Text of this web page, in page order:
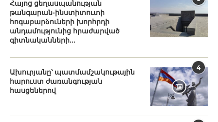
Հայոց ցեղասպանության
թանգարան-ինստիտուտի
հոգաբարձուների խորհրդի
անդամությունից հրաժարված
գիտնականների...
4
Ախուրյանը՝ պատմամշակութային
հարուստ ժառանգության
հասցեներով